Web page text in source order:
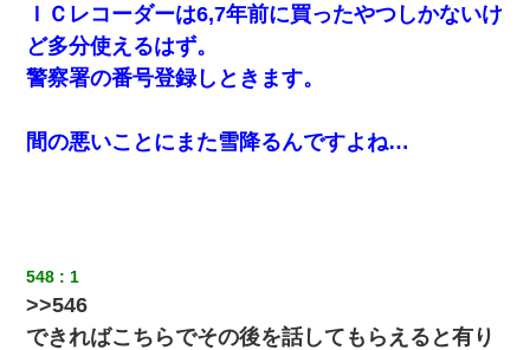
ＩＣレコーダーは6,7年前に買ったやつしかないけ
ど多分使えるはず。
警察署の番号登録しときます。
間の悪いことにまた雪降るんですよね…
548 1
>>546
できればこちらでその後を話してもらえると有り